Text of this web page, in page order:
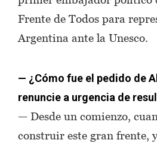
Frente de Todos para
Argentina ante la Unesco.
— ¿Cómo fue el pedido de
renuncie a urgencia de
— Desde un comienzo,
construir este gran frente,